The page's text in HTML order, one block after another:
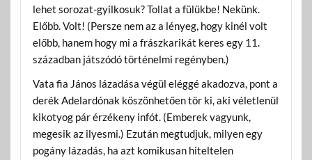
lehet sorozat-gyilkosuk? Tollat a fülükbe! Nekünk.
Előbb. Volt! (Persze nem az a lényeg, hogy kinél volt
előbb, hanem hogy mi a frászkarikát keres egy 11.
században játszódó történelmi regényben.)
Vata fia János lázadása végül eléggé akadozva, pont a
derék Adelardónak köszönhetően tör ki, aki véletlenül
kikotyog pár érzékeny infót. (Emberek vagyunk,
megesik az ilyesmi.) Ezután megtudjuk, milyen egy
pogány lázadás, ha azt komikusan hiteltelen